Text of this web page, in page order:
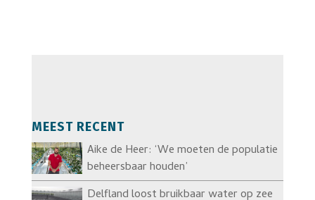
MEEST RECENT
Aike de Heer: ‘We moeten de populatie
beheersbaar houden’
Delfland loost bruikbaar water op zee